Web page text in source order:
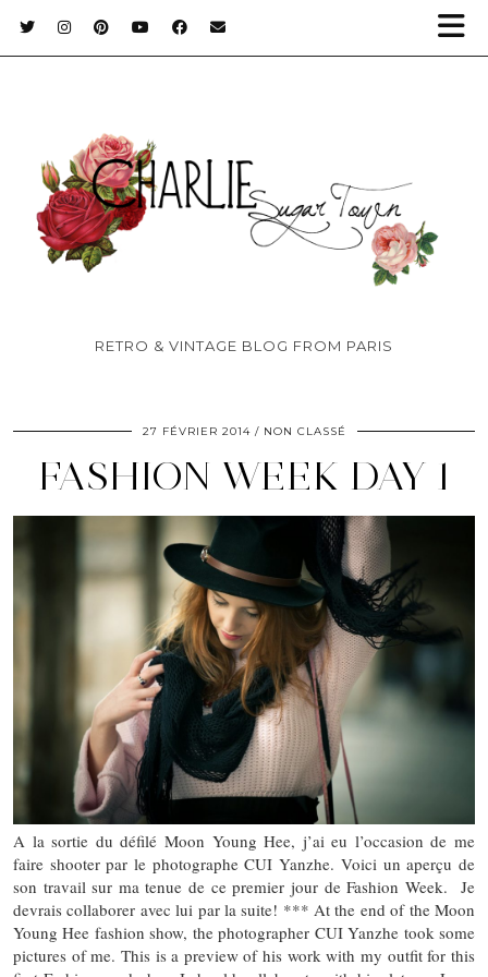
RETRO & VINTAGE BLOG FROM PARIS
27 FÉVRIER 2014 NON CLASSÉ
FASHION WEEK DAY 1
A la sortie du défilé Moon Young Hee, j’ai eu l’occasion de me
faire shooter par le photographe CUI Yanzhe. Voici un aperçu de
son travail sur ma tenue de ce premier jour de Fashion Week. Je
devrais collaborer avec lui par la suite! *** At the end of the Moon
Young Hee fashion show, the photographer CUI Yanzhe took some
pictures of me. This is a preview of his work with my outfit for this